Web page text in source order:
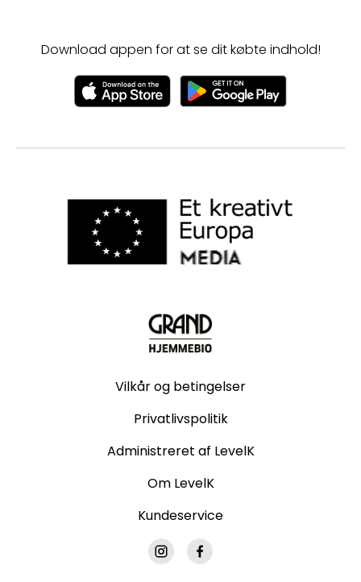
Download appen for at se dit købte indhold!
Vilkår og betingelser
Privatlivspolitik
Administreret af LevelK
Om LevelK
Kundeservice